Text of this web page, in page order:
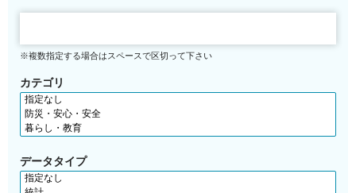
※複数指定する場合はスペースで区切って下さい
カテゴリ
データタイプ